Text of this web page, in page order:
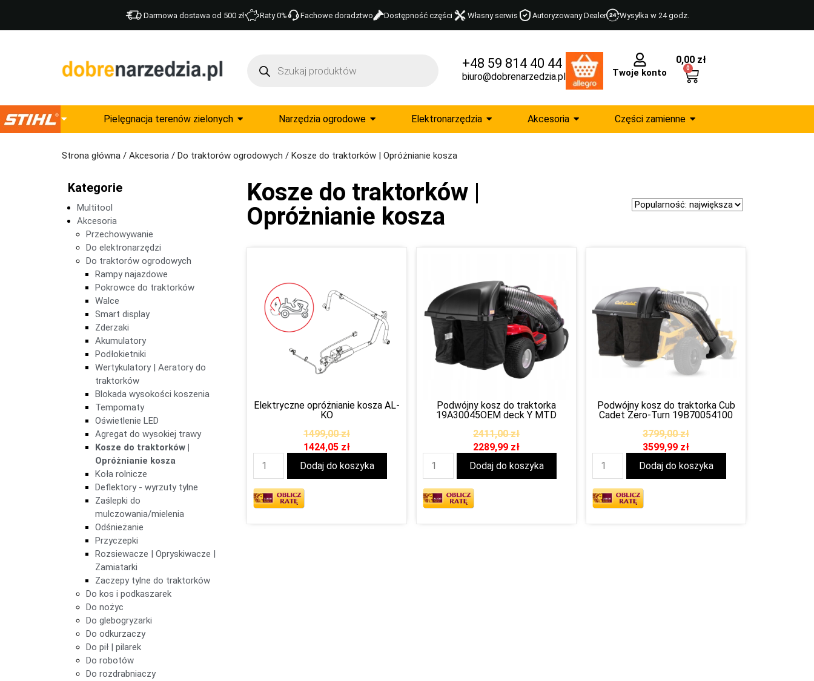
Darmowa dostawa od 500 zł Raty 0% Fachowe doradztwo Dostępność części Własny serwis Autoryzowany Dealer Wysyłka w 24 godz.
+48 59 814 40 44
biuro@dobrenarzedzia.pl Twoje konto
0,00 zł
0
Pielęgnacja terenów zielonych Narzędzia ogrodowe Elektronarzędzia Akcesoria Części zamienne
Strona główna / Akcesoria / Do traktorów ogrodowych / Kosze do traktorków | Opróżnianie kosza
Kategorie
Multitool
Akcesoria
Przechowywanie
Do elektronarzędzi
Do traktorów ogrodowych
Rampy najazdowe
Pokrowce do traktorków
Walce
Smart display
Zderzaki
Akumulatory
Podłokietniki
Wertykulatory | Aeratory do
traktorków
Blokada wysokości koszenia
Tempomaty
Oświetlenie LED
Agregat do wysokiej trawy
Kosze do traktorków |
Opróżnianie kosza
Koła rolnicze
Deflektory - wyrzuty tylne
Zaślepki do
mulczowania/mielenia
Odśnieżanie
Przyczepki
Rozsiewacze | Opryskiwacze |
Zamiatarki
Zaczepy tylne do traktorków
Do kos i podkaszarek
Do nożyc
Do glebogryzarki
Do odkurzaczy
Do pił | pilarek
Do robotów
Do rozdrabniaczy
Kosze do traktorków |
Opróżnianie kosza
Sort Products
Elektryczne opróżnianie kosza AL-
KO
1499,00zł
1424,05 zł
Dodaj do koszyka
Podwójny kosz do traktorka
19A30045OEM deck Y MTD
2411,00zł
2289,99 zł
Dodaj do koszyka
Podwójny kosz do traktorka Cub
Cadet Zero-Turn 19B70054100
3799,00zł
3599,99 zł
Dodaj do koszyka